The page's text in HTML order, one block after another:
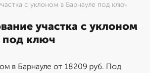
с уклоном в Барнауле под ключ
участка с уклоном
под ключ
в Барнауле от 18209 руб. Под